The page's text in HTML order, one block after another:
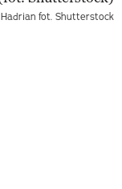
Hadrian fot. Shutterstock